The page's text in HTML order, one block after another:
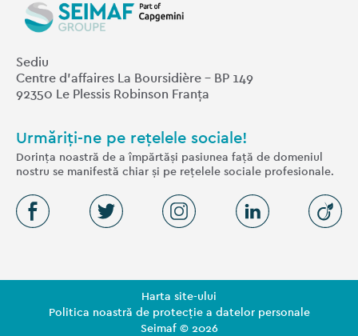
Sediu
Centre d'affaires La Boursidière - BP 149
92350 Le Plessis Robinson Franța
Urmăriți-ne pe rețelele sociale!
Dorința noastră de a împărtăși pasiunea față de domeniul
nostru se manifestă chiar și pe rețelele sociale profesionale.
Harta site-ului
Politica noastră de protecție a datelor personale
Seimaf © 2026